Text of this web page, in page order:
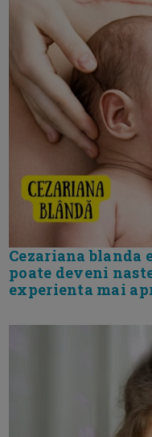
Cezariana blanda
poate deveni
experienta mai